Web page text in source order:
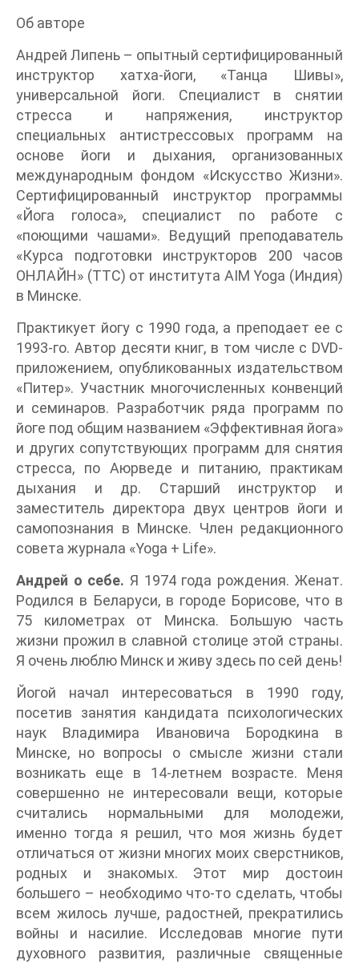
Об авторе
Андрей Липень – опытный сертифицированный
инструктор хатха-йоги, «Танца Шивы»,
универсальной йоги. Специалист в снятии
стресса и напряжения, инструктор
специальных антистрессовых программ на
основе йоги и дыхания, организованных
международным фондом «Искусство Жизни».
Сертифицированный инструктор программы
«Йога голоса», специалист по работе с
«поющими чашами». Ведущий преподаватель
«Курса подготовки инструкторов 200 часов
ОНЛАЙН» (ТТС) от института AIM Yoga (Индия)
в Минске.
Практикует йогу с 1990 года, а преподает ее с
1993-го. Автор десяти книг, в том числе с DVD-
приложением, опубликованных издательством
«Питер». Участник многочисленных конвенций
и семинаров. Разработчик ряда программ по
йоге под общим названием «Эффективная йога»
и других сопутствующих программ для снятия
стресса, по Аюрведе и питанию, практикам
дыхания и др. Старший инструктор и
заместитель директора двух центров йоги и
самопознания в Минске. Член редакционного
совета журнала «Yoga + Life».
Андрей о себе. Я 1974 года рождения. Женат.
Родился в Беларуси, в городе Борисове, что в
75 километрах от Минска. Большую часть
жизни прожил в славной столице этой страны.
Я очень люблю Минск и живу здесь по сей день!
Йогой начал интересоваться в 1990 году,
посетив занятия кандидата психологических
наук Владимира Ивановича Бородкина в
Минске, но вопросы о смысле жизни стали
возникать еще в 14-летнем возрасте. Меня
совершенно не интересовали вещи, которые
считались нормальными для молодежи,
именно тогда я решил, что моя жизнь будет
отличаться от жизни многих моих сверстников,
родных и знакомых. Этот мир достоин
большего – необходимо что-то сделать, чтобы
всем жилось лучше, радостней, прекратились
войны и насилие. Исследовав многие пути
духовного развития, различные священные